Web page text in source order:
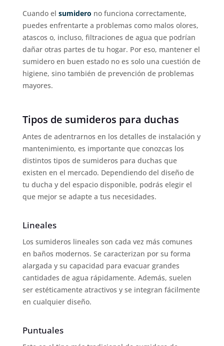
Cuando el sumidero no funciona correctamente,
puedes enfrentarte a problemas como malos olores,
atascos o, incluso, filtraciones de agua que podrían
dañar otras partes de tu hogar. Por eso, mantener el
sumidero en buen estado no es solo una cuestión de
higiene, sino también de prevención de problemas
mayores.
Tipos de sumideros para duchas
Antes de adentrarnos en los detalles de instalación y
mantenimiento, es importante que conozcas los
distintos tipos de sumideros para duchas que
existen en el mercado. Dependiendo del diseño de
tu ducha y del espacio disponible, podrás elegir el
que mejor se adapte a tus necesidades.
Lineales
Los sumideros lineales son cada vez más comunes
en baños modernos. Se caracterizan por su forma
alargada y su capacidad para evacuar grandes
cantidades de agua rápidamente. Además, suelen
ser estéticamente atractivos y se integran fácilmente
en cualquier diseño.
Puntuales